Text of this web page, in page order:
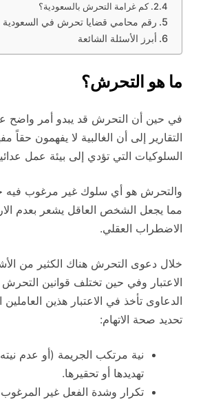
كم غرامة التحرش بالسعودية؟
رقم محامي قضايا تحرش في السعودية
أبرز الأسئلة الشائعة
ما هو التحرش؟
في حين أن التحرش قد يبدو أمر واضح
التقارير إلى أن الغالبية لا يفهمون حقاً
السلوكيات التي تؤدي إلى بيئة عمل
والتحرش هو أي سلوك غير مرغوب
مما يجعل الشخص العاقل يشعر بعدم
الاضطراب العقلي.
خلال دعوى التحرش هناك الكثير من
الاعتبار وفي حين تختلف قوانين
الدعاوى تأخذ في الاعتبار هذين العاملين
تحديد صحة الاتهام:
نية مرتكب الجريمة (أو عدم
تهديدها أو تحقيرها.
تكرار وشدة الفعل غير